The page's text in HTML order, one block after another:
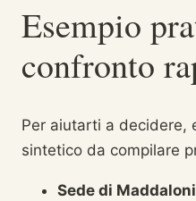
Esempio
confronto
Per aiutarti a decidere,
sintetico da compilare
Sede di